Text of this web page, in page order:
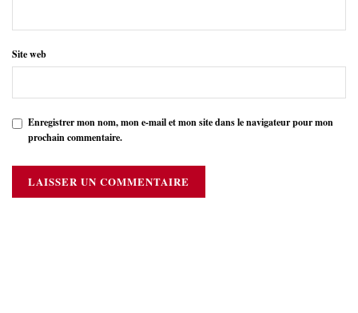
Site web
Enregistrer mon nom, mon e-mail et mon site dans le navigateur pour mon
prochain commentaire.